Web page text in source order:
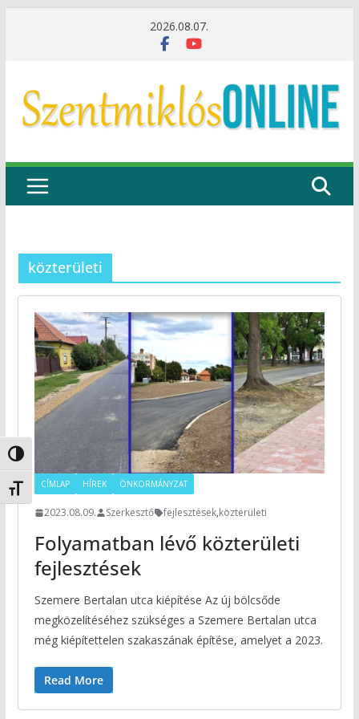
Nagy kontraszt váltása
Betűméret váltása
2026.08.07.
közterületi
CÍMLAP HÍREK ÖNKORMÁNYZAT
2023.08.09. Szerkesztő fejlesztések,közterületi
Folyamatban lévő közterületi
fejlesztések
Szemere Bertalan utca kiépítése Az új bölcsőde
megközelítéséhez szükséges a Szemere Bertalan utca
még kiépítettelen szakaszának építése, amelyet a 2023.
Read More